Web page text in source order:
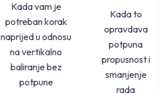
Kada vam je
potreban korak
naprijed u odnosu
na vertikalno
baliranje bez
potpune
Kada to
opravdava
potpuna
propusnost i
smanjenje
rada